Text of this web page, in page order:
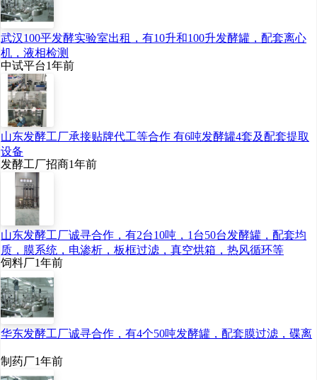
武汉100平发酵实验室出租，有10升和100升发酵罐，配套离心
机，液相检测
中试平台1年前
山东发酵工厂承接贴牌代工等合作 有6吨发酵罐4套及配套提取
设备
发酵工厂招商1年前
山东发酵工厂诚寻合作，有2台10吨，1台50台发酵罐，配套均
质，膜系统，电渗析，板框过滤，真空烘箱，热风循环等
饲料厂1年前
华东发酵工厂诚寻合作，有4个50吨发酵罐，配套膜过滤，碟离
制药厂1年前